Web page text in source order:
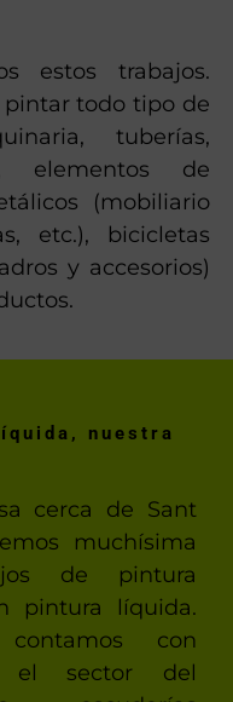
estos trabajos.
pintar todo tipo de
tuberías,
elementos de
(mobiliario
etc.), bicicletas
y accesorios)
nuestra
cerca de Sant
muchísima
de pintura
pintura líquida.
contamos con
el sector del